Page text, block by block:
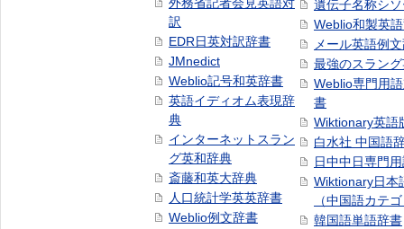
訳
EDR日英対訳辞書
JMnedict
Weblio記号和英辞書
英語イディオム表現辞
典
インターネットスラン
グ英和辞典
斎藤和英大辞典
人口統計学英英辞書
Weblio例文辞書
遺伝子名称シ
Weblio和製英
メール英語例
最強のスラン
Weblio専門用
書
Wiktionary英語
白水社 中国語
日中中日専門
Wiktionary日本
（中国語カテ
韓国語単語辞書